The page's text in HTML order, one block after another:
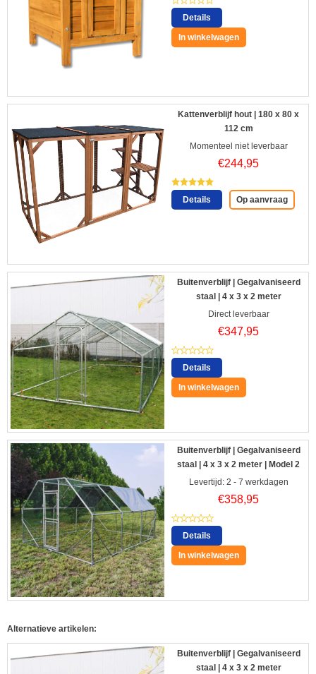
Details
In winkelwagen
Kattenverblijf hout | 180 x 80 x
112 cm
Momenteel niet leverbaar
€244,95
Details Op aanvraag
Buitenverblijf | Gegalvaniseerd
staal | 4 x 3 x 2 meter
Direct leverbaar
€347,95
Details
In winkelwagen
Buitenverblijf | Gegalvaniseerd
staal | 4 x 3 x 2 meter | Model 2
Levertijd: 2 - 7 werkdagen
€358,95
Details
In winkelwagen
Alternatieve artikelen:
Buitenverblijf | Gegalvaniseerd
staal | 4 x 3 x 2 meter